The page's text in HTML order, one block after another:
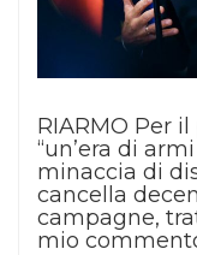
RIARMO Per
“un’era di
minaccia di
cancella
campagne,
mio